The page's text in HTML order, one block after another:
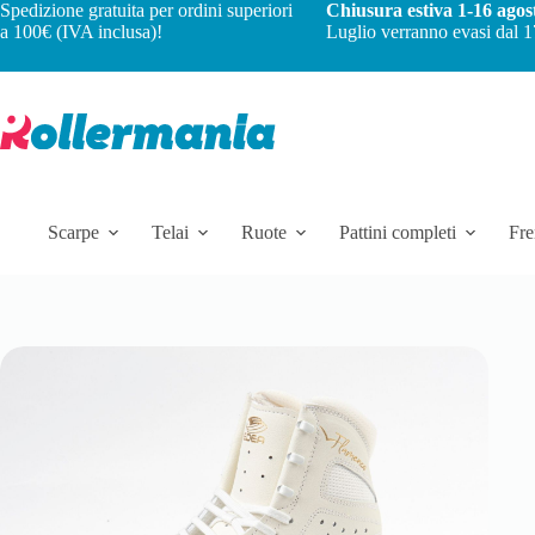
Spedizione gratuita per ordini superiori
a 100€ (IVA inclusa)!
Chiusura estiva 1-16
Luglio verranno evasi dal
Scarpe Telai Ruote Pattini completi